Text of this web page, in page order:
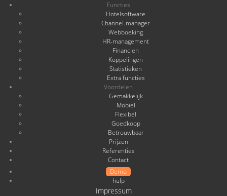
Functies
Hotelsoftware
Channel-manager
Webboeking
HR-management
Financiën
Koppelingen
Statistieken
Extra functies
Voordelen
Gemakkelijk
Mobiel
Flexibel
Goedkoop
Betrouwbaar
Prijzen
Referenties
Contact
Demo
hulp
Impressum